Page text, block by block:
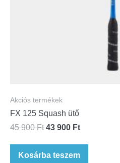
Akciós termékek
FX 125 Squash ütő
45 900Ft 43 900 Ft
Kosárba teszem